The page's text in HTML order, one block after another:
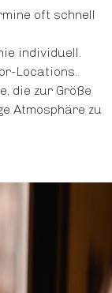
oft schnell
individuell.
Locations.
die zur Größe
Atmosphäre zu